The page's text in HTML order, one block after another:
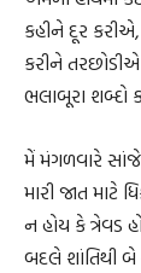
કહીને દૂર
કરીને
ભલાબૂરા શબ્દો
મેં મંગળવારે
મારી જાત માટે
ન હોય કે ત્રેવડ
બદલે શાંતિથી બે